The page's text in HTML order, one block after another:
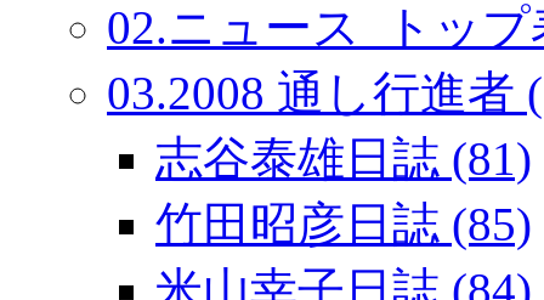
02.ニュース_トップ
03.2008 通し行進者
志谷泰雄日誌 (81)
竹田昭彦日誌 (85)